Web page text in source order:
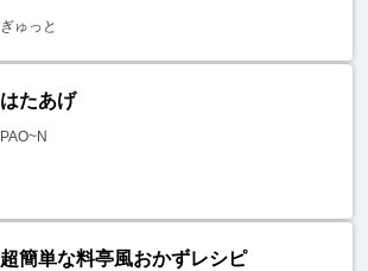
ぎゅっと
はたあげ
PAO~N
超簡単な料亭風おかずレシピ